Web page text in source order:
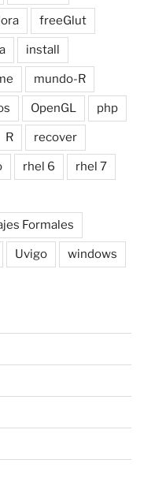
freeGlut
install
mundo-R
OpenGL php
R recover
rhel 6 rhel 7
Formales
Uvigo windows